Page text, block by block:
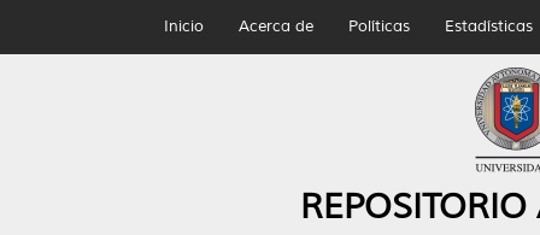
Inicio Acerca de Políticas Estadísticas